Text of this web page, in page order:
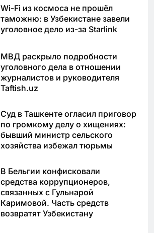
Wi-Fi из космоса не прошёл
таможню: в Узбекистане завели
уголовное дело из-за Starlink
МВД раскрыло подробности
уголовного дела в отношении
журналистов и руководителя
Taftish.uz
Суд в Ташкенте огласил приговор
по громкому делу о хищениях:
бывший министр сельского
хозяйства избежал тюрьмы
В Бельгии конфисковали
средства коррупционеров,
связанных с Гульнарой
Каримовой. Часть средств
возвратят Узбекистану